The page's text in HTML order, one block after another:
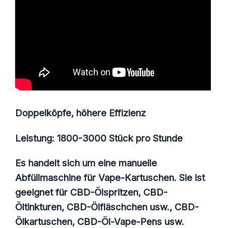
Doppelköpfe, höhere Effizienz
Leistung: 1800-3000 Stück pro Stunde
Es handelt sich um eine manuelle
Abfüllmaschine für Vape-Kartuschen. Sie ist
geeignet für CBD-Ölspritzen, CBD-
Öltinkturen, CBD-Ölfläschchen usw., CBD-
Ölkartuschen, CBD-Öl-Vape-Pens usw.